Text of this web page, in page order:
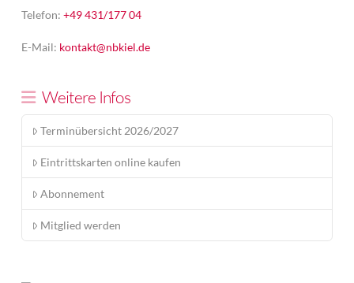
Telefon: +49 431/177 04
E-Mail: kontakt@nbkiel.de
Weitere Infos
Terminübersicht 2026/2027
Eintrittskarten online kaufen
Abonnement
Mitglied werden